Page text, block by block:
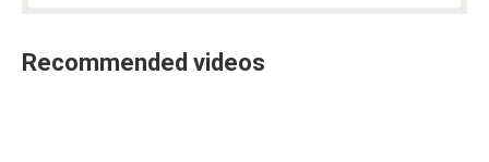
Recommended videos